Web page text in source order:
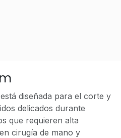
está diseñada para el corte y
delicados durante
que requieren alta
cirugía de mano y